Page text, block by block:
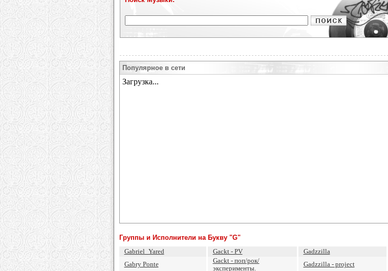
Популярное в сети
Группы и Исполнители на Букву "G"
Gabriel_Yared
Gackt - PV Gadzzilla
Gabry Ponte
Gackt - поп/рок/
эксперименты.
Gadzzilla - project